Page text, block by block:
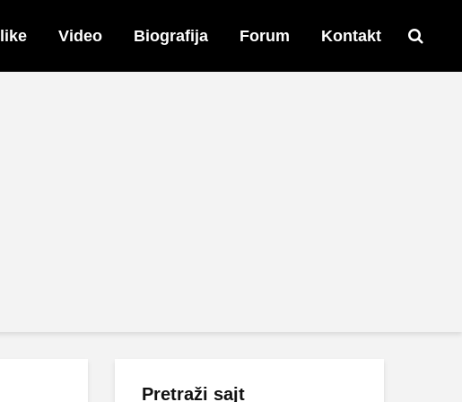
Video Biografija Forum Kontakt
Pretraži sajt